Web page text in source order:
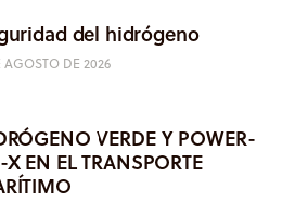
del hidrógeno
AGOSTO DE 2026
VERDE Y POWER-
EN EL TRANSPORTE